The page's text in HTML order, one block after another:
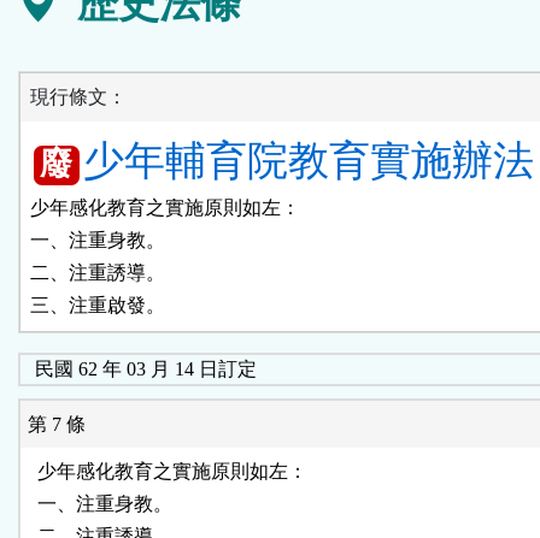
現行條文：
廢 少年輔育院教育實施辦
少年感化教育之實施原則如左：
一、注重身教。
二、注重誘導。
民國 62 年 03 月 14 日訂定
第 7 條
  少年感化教育之實施原則如左：
  一、注重身教。